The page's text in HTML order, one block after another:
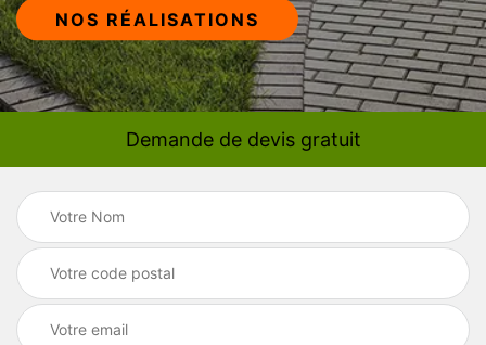
NOS RÉALISATIONS
Demande de devis gratuit